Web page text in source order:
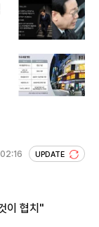
UPDATE
이 협치"